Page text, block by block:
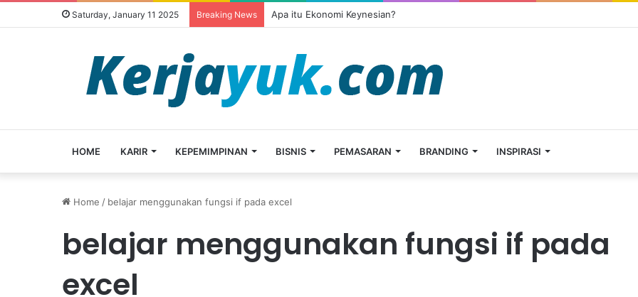
Saturday, January 11 2025 Breaking News Apa itu Ekonomi Keynesian?
HOME KARIR KEPEMIMPINAN BISNIS PEMASARAN BRANDING INSPIRASI
Home / belajar menggunakan fungsi if pada excel
belajar menggunakan fungsi if pada
excel